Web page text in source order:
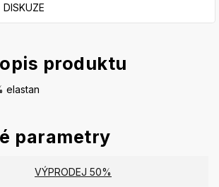
DISKUZE
produktu
elastan
parametry
VÝPRODEJ 50%